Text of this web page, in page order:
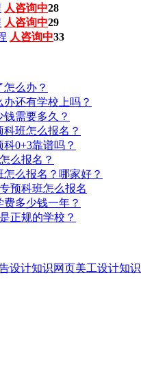
人咨询中28
人咨询中29
人咨询中33
么办？
还有学校上吗？
需要多久？
班怎么报名？
0+3靠谱吗？
么报名？
么报名？哪家好？
预科班怎么报名
多少钱一年？
正规的学校？
设计知识网页美工设计知识